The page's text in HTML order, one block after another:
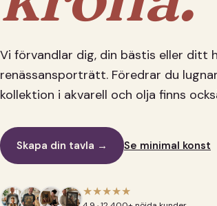
Vi förvandlar dig, din bästis eller ditt
renässansporträtt. Föredrar du
kollektion i akvarell och olja finns
Skapa din tavla → Se minimal konst
★★★★★